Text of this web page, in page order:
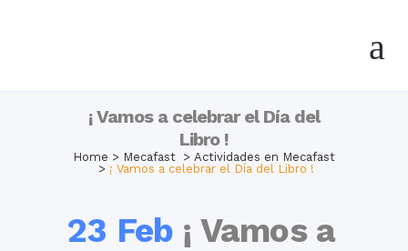
¡ Vamos a celebrar el Día del
Libro !
Home > Mecafast > Actividades en Mecafast
> ¡ Vamos a celebrar el Día del Libro !
23 Feb ¡ Vamos a